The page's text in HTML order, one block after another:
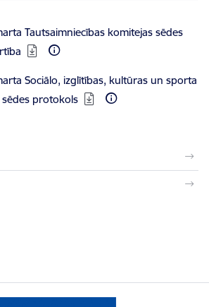
Tautsaimniecības komitejas sēdes
Sociālo, izglītības, kultūras un sporta
protokols